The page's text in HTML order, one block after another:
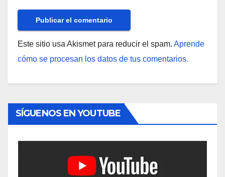
Este sitio usa Akismet para reducir el spam. Aprende
cómo se procesan los datos de tus comentarios.
SÍGUENOS EN YOUTUBE